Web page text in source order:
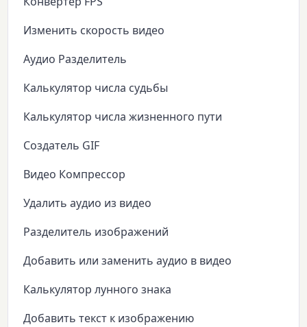
Изменить скорость видео
Аудио Разделитель
Калькулятор числа судьбы
Калькулятор числа жизненного пути
Создатель GIF
Видео Компрессор
Удалить аудио из видео
Разделитель изображений
Добавить или заменить аудио в видео
Калькулятор лунного знака
Добавить текст к изображению